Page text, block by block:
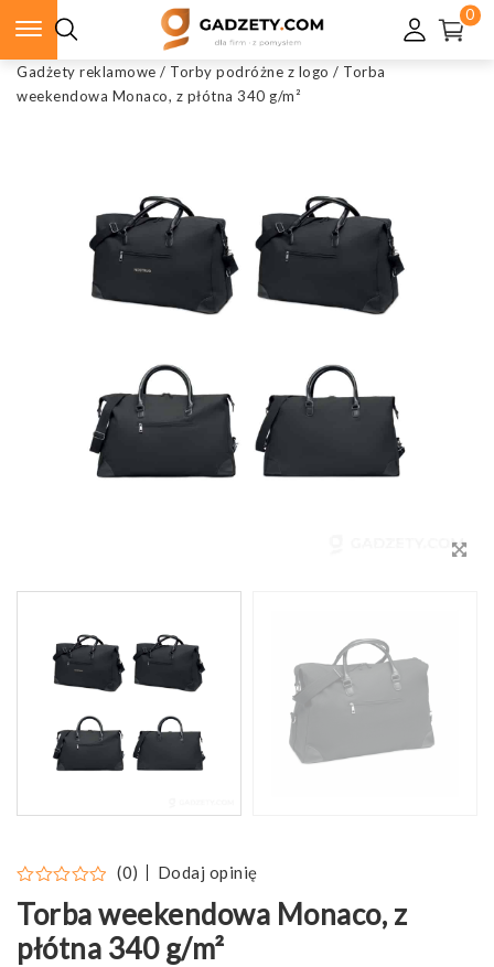
0
Gadżety reklamowe / Torby podróżne z logo / Torba
weekendowa Monaco, z płótna 340 g/m²
(0) Dodaj opinię
Torba weekendowa Monaco, z
płótna 340 g/m²